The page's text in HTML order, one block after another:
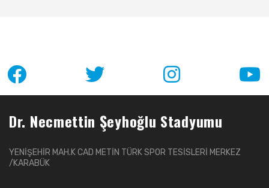
Dr. Necmettin Şeyhoğlu Stadyumu
YENİŞEHİR MAH.K CAD METİN TÜRK SPOR TESİSLERİ MERKEZ
/KARABÜK